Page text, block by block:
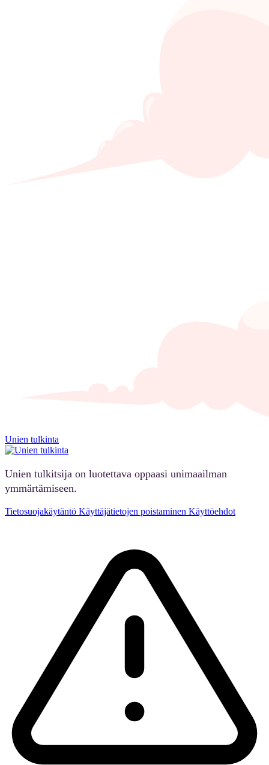
Unien tulkinta
Unien tulkitsija on luotettava oppaasi unimaailman
ymmärtämiseen.
Tietosuojakäytäntö Käyttäjätietojen poistaminen Käyttöehdot